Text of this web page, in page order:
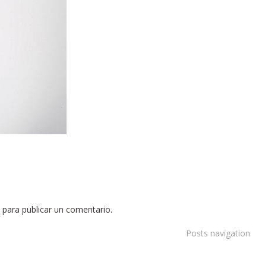
para publicar un comentario.
Posts navigation